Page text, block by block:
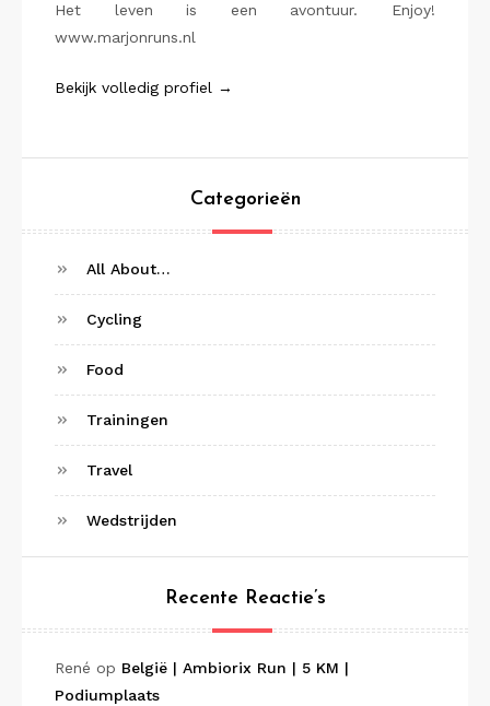
Het leven is een avontuur. Enjoy!
www.marjonruns.nl
Bekijk volledig profiel →
Categorieën
All About…
Cycling
Food
Trainingen
Travel
Wedstrijden
Recente Reactie’s
René op België | Ambiorix Run | 5 KM |
Podiumplaats